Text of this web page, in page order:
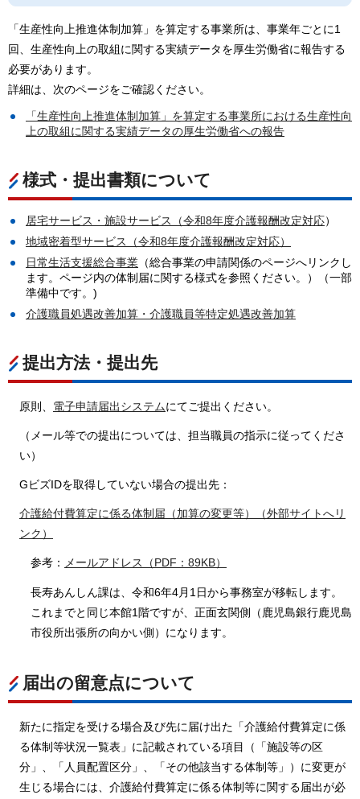
「生産性向上推進体制加算」を算定する事業所は、事業年ごとに1
回、生産性向上の取組に関する実績データを厚生労働省に報告する
必要があります。
詳細は、次のページをご確認ください。
「生産性向上推進体制加算」を算定する事業所における生産性向
上の取組に関する実績データの厚生労働省への報告
様式・提出書類について
居宅サービス・施設サービス（令和8年度介護報酬改定対応）
地域密着型サービス（令和8年度介護報酬改定対応）
日常生活支援総合事業 （総合事業の申請関係のページへリンクし
ます。ページ内の体制届に関する様式を参照ください。）（一部
準備中です。)
介護職員処遇改善加算・介護職員等特定処遇改善加算
提出方法・提出先
原則、 電子申請届出システムにてご提出ください。
（メール等での提出については、担当職員の指示に従ってくださ
い）
GビズIDを取得していない場合の提出先：
介護給付費算定に係る体制届（加算の変更等）（外部サイトへリ
ンク）
参考： メールアドレス（PDF：89KB）
長寿あんしん課は、令和6年4月1日から事務室が移転します。
これまでと同じ本館1階ですが、正面玄関側（鹿児島銀行鹿児島
市役所出張所の向かい側）になります。
届出の留意点について
新たに指定を受ける場合及び先に届け出た「介護給付費算定に係
る体制等状況一覧表」に記載されている項目（「施設等の区
分」、「人員配置区分」、「その他該当する体制等」）に変更が
生じる場合には、介護給付費算定に係る体制等に関する届出が必